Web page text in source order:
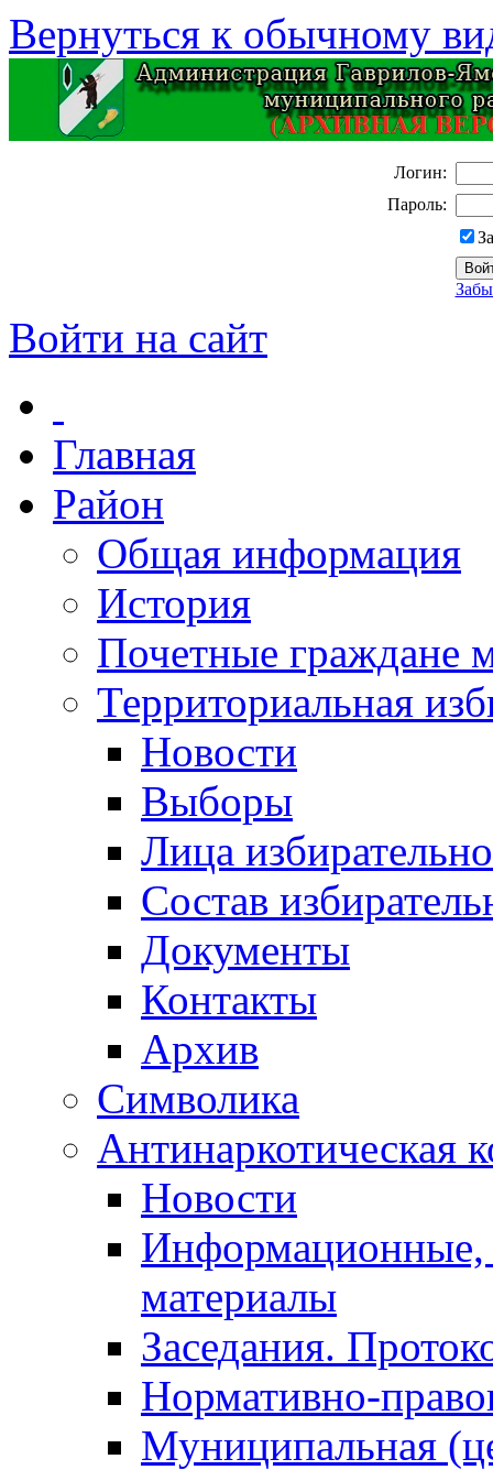
Вернуться к обычному
Логин:
Пароль:
Войти на сайт
Главная
Район
Общая информация
История
Почетные граждане
Территориальная
Новости
Выборы
Лица
Состав
Документы
Контакты
Архив
Символика
Антинаркотическая
Новости
Информационные,
материалы
Заседания.
Нормативно-
Муниципальная